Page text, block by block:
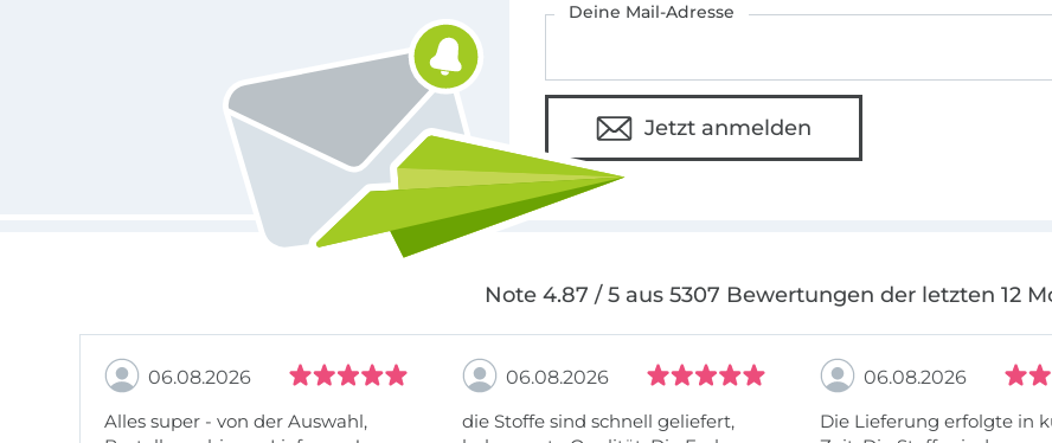
Deine Mail-Adresse
Jetzt anmelden
Note 4.87 / 5 aus 5307 Bewertungen der letzten 12
06.08.2026
Alles super - von der Auswahl,
06.08.2026
die Stoffe sind schnell geliefert,
06.08.2026
Die Lieferung erfolgte in